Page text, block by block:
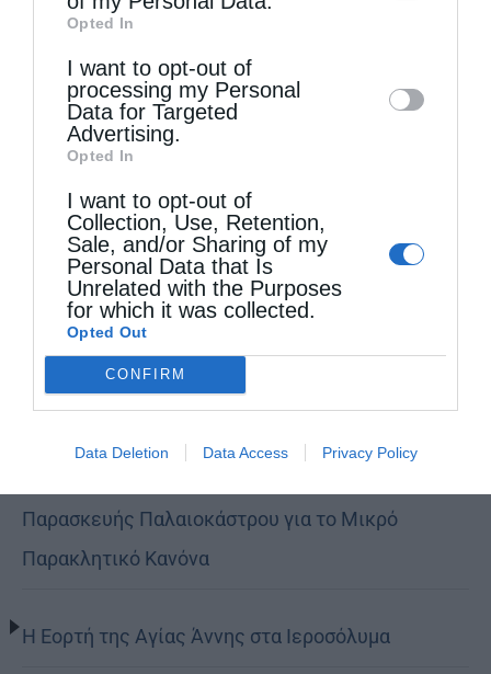
Downstream Participants
disclose it to other third parties.
Opted In
I want to opt-out of
processing my Personal
Data for Targeted
Advertising.
Opted In
I want to opt-out of
Collection, Use, Retention,
Sale, and/or Sharing of my
Personal Data that Is
Unrelated with the Purposes
for which it was collected.
Opted Out
CONFIRM
Data Deletion Data Access Privacy Policy
Τελευταία άρθρα
Ελληνικός Ερυθρός Σταυρός: Τι πρέπει να
περιέχει ένα φαρμακείο διακοπών
Η πανήγυρις της Μεταμορφώσεως του Σωτήρος
στη Θεσσαλονίκη
Όταν είσαι ευλαβής
Παρασκευής Παλαιοκάστρου για το Μικρό
Παρακλητικό Κανόνα
Η Εορτή της Αγίας Άννης στα Ιεροσόλυμα